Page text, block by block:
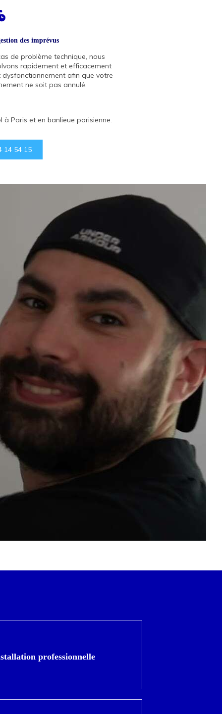
des imprévus
de problème technique, nous
rapidement et efficacement
dysfonctionnement afin que votre
ne soit pas annulé.
des imprévus
de problème technique, nous
rapidement et efficacement
dysfonctionnement afin que votre
ne soit pas annulé.
Paris et en banlieue parisienne.
14 54 15
professionnelle
notre expertise pour garantir une